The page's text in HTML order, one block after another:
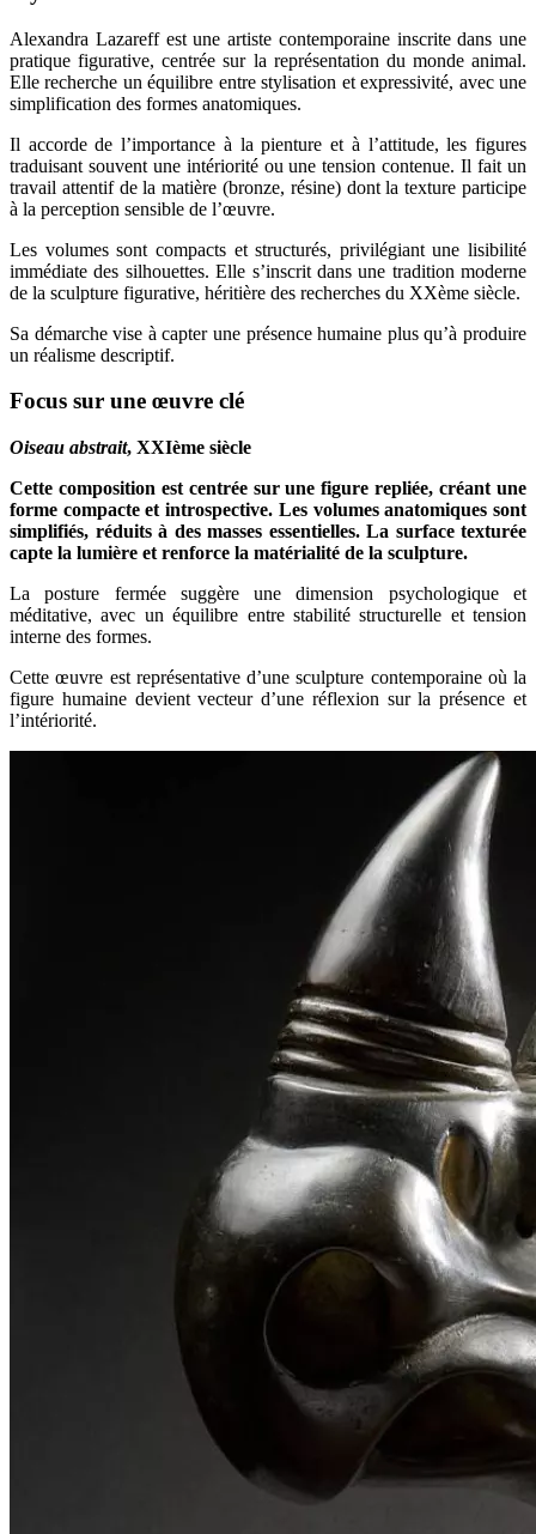
Alexandra Lazareff est une artiste contemporaine inscrite dans une
pratique figurative, centrée sur la représentation du monde animal.
Elle recherche un équilibre entre stylisation et expressivité, avec une
simplification des formes anatomiques.
Il accorde de l’importance à la pienture et à l’attitude, les figures
traduisant souvent une intériorité ou une tension contenue. Il fait un
travail attentif de la matière (bronze, résine) dont la texture participe
à la perception sensible de l’œuvre.
Les volumes sont compacts et structurés, privilégiant une lisibilité
immédiate des silhouettes. Elle s’inscrit dans une tradition moderne
de la sculpture figurative, héritière des recherches du XXème siècle.
Sa démarche vise à capter une présence humaine plus qu’à produire
un réalisme descriptif.
Focus sur une œuvre clé
Oiseau abstrait, XXIème siècle
Cette composition est centrée sur une figure repliée, créant une
forme compacte et introspective. Les volumes anatomiques sont
simplifiés, réduits à des masses essentielles. La surface texturée
capte la lumière et renforce la matérialité de la sculpture.
La posture fermée suggère une dimension psychologique et
méditative, avec un équilibre entre stabilité structurelle et tension
interne des formes.
Cette œuvre est représentative d’une sculpture contemporaine où la
figure humaine devient vecteur d’une réflexion sur la présence et
l’intériorité.